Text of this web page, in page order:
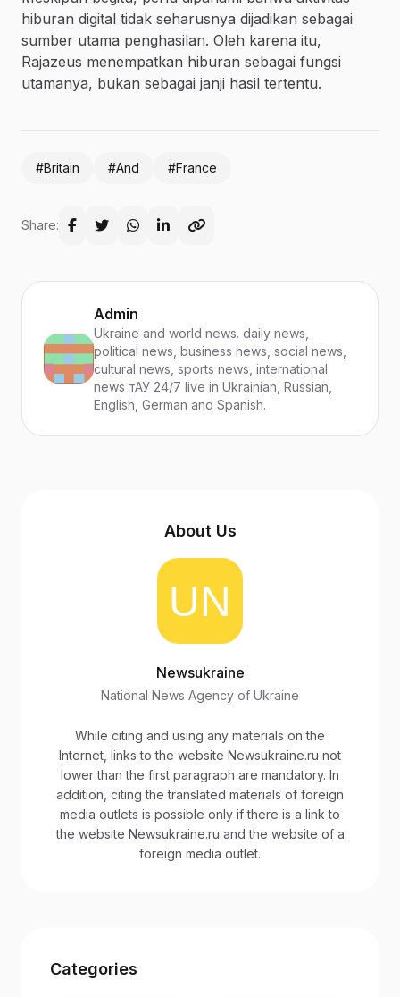
hiburan digital tidak seharusnya dijadikan sebagai
sumber utama penghasilan. Oleh karena itu,
Rajazeus menempatkan hiburan sebagai fungsi
utamanya, bukan sebagai janji hasil tertentu.
#Britain #And #France
Share:
Admin
Ukraine and world news. daily news,
political news, business news, social news,
cultural news, sports news, international
news тАУ 24/7 live in Ukrainian, Russian,
English, German and Spanish.
About Us
Newsukraine
National News Agency of Ukraine
While citing and using any materials on the
Internet, links to the website Newsukraine.ru not
lower than the first paragraph are mandatory. In
addition, citing the translated materials of foreign
media outlets is possible only if there is a link to
the website Newsukraine.ru and the website of a
foreign media outlet.
Categories